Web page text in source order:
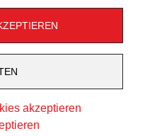
auf
Youtube
WordPress
Elmastudio
VCAT
akzeptieren